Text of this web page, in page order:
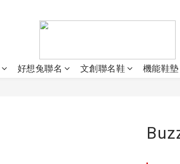
好想兔聯名 文創聯名鞋 機能鞋墊